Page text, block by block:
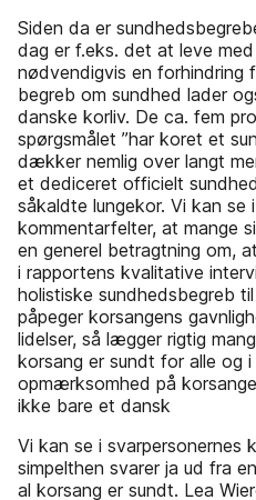
Siden da er
dag er f.eks. det at leve
nødvendigvis en forhindring
begreb om sundhed lader
danske korliv. De ca. fem
spørgsmålet ”har koret et
dækker nemlig over langt
et dediceret officielt
såkaldte lungekor. Vi kan se
kommentarfelter, at mange
en generel betragtning om,
i rapportens kvalitative
holistiske sundhedsbegreb
påpeger korsangens
lidelser, så lægger rigtig
korsang er sundt for alle og i
opmærksomhed på
ikke bare et dansk
Vi kan se i svarpersonernes
simpelthen svarer ja ud fra
al korsang er sundt. Lea